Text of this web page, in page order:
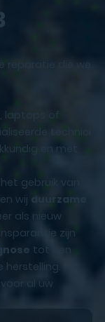
reparatie die we
laptops of
technici
en met
gebruik van
wij duurzame
als nieuw
zijn
tot een
al uw